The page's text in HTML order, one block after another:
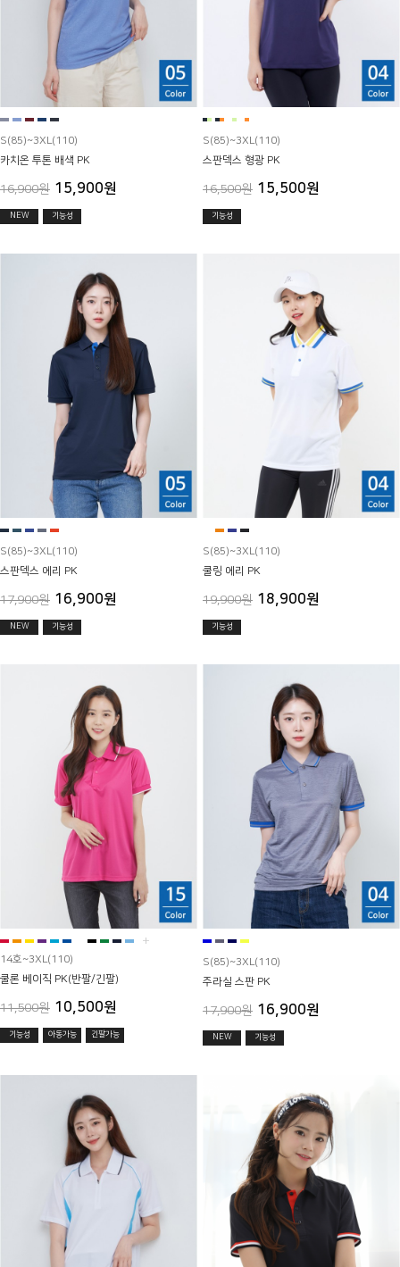
S(85)~3XL(110)
카치온 투톤 배색 PK
16,900원 15,900원
NEW 기능성
S(85)~3XL(110)
스판덱스 형광 PK
16,500원 15,500원
기능성
S(85)~3XL(110)
스판덱스 에리 PK
17,900원 16,900원
NEW 기능성
S(85)~3XL(110)
쿨링 에리 PK
19,900원 18,900원
기능성
+
14호~3XL(110)
쿨론 베이직 PK(반팔/긴팔)
11,500원 10,500원
기능성 아동가능 긴팔가능
S(85)~3XL(110)
주라실 스판 PK
17,900원 16,900원
NEW 기능성